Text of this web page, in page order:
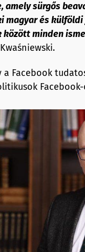
amely sürgős
magyar és
között minden
a Facebook
Facebook-